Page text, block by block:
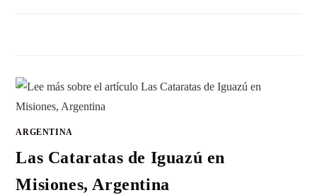
ARGENTINA
Las Cataratas de Iguazú en
Misiones, Argentina